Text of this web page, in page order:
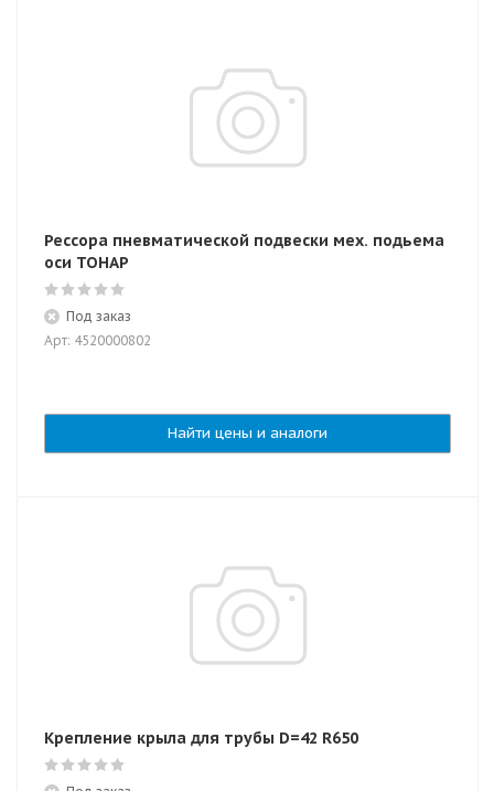
Рессора пневматической подвески мех. подьема
оси ТОНАР
Под заказ
Арт: 4520000802
Найти цены и аналоги
Крепление крыла для трубы D=42 R650